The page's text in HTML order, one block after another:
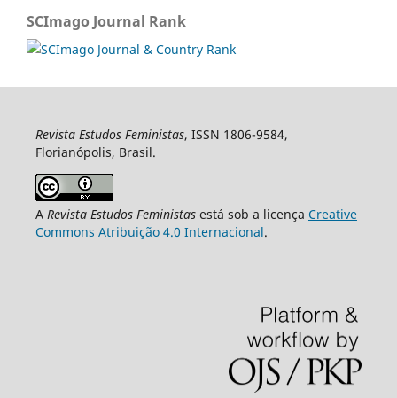
SCImago Journal Rank
Revista Estudos Feministas, ISSN 1806-9584,
Florianópolis, Brasil.
A Revista Estudos Feministasestá sob a licença Creative
Commons Atribuição 4.0 Internacional.